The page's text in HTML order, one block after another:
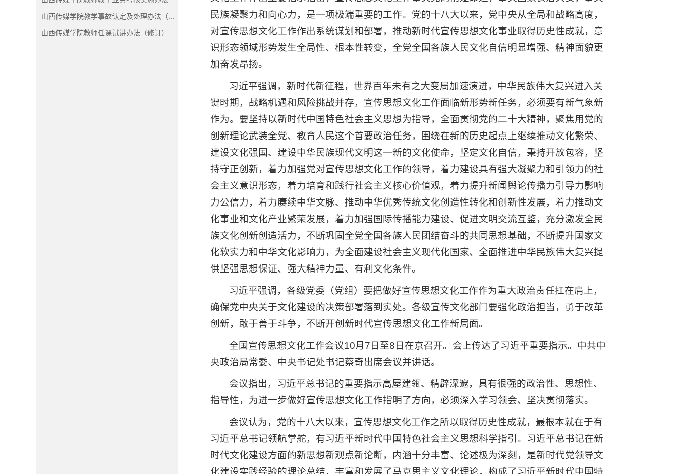
山西传媒学院教学事故认定及处理办法（...
山西传媒学院教师任课试讲办法（修订）
民族凝聚力和向心力，是一项极端重要的工作。党的十八大以来，党中央从全局和战略高度，
对宣传思想文化工作作出系统谋划和部署，推动新时代宣传思想文化事业取得历史性成就，意
识形态领域形势发生全局性、根本性转变，全党全国各族人民文化自信明显增强、精神面貌更
加奋发昂扬。
习近平强调，新时代新征程，世界百年未有之大变局加速演进，中华民族伟大复兴进入关
键时期，战略机遇和风险挑战并存，宣传思想文化工作面临新形势新任务，必须要有新气象新
作为。要坚持以新时代中国特色社会主义思想为指导，全面贯彻党的二十大精神，聚焦用党的
创新理论武装全党、教育人民这个首要政治任务，围绕在新的历史起点上继续推动文化繁荣、
建设文化强国、建设中华民族现代文明这一新的文化使命，坚定文化自信，秉持开放包容，坚
持守正创新，着力加强党对宣传思想文化工作的领导，着力建设具有强大凝聚力和引领力的社
会主义意识形态，着力培育和践行社会主义核心价值观，着力提升新闻舆论传播力引导力影响
力公信力，着力赓续中华文脉、推动中华优秀传统文化创造性转化和创新性发展，着力推动文
化事业和文化产业繁荣发展，着力加强国际传播能力建设、促进文明交流互鉴，充分激发全民
族文化创新创造活力，不断巩固全党全国各族人民团结奋斗的共同思想基础，不断提升国家文
化软实力和中华文化影响力，为全面建设社会主义现代化国家、全面推进中华民族伟大复兴提
供坚强思想保证、强大精神力量、有利文化条件。
习近平强调，各级党委（党组）要把做好宣传思想文化工作作为重大政治责任扛在肩上，
确保党中央关于文化建设的决策部署落到实处。各级宣传文化部门要强化政治担当，勇于改革
创新，敢于善于斗争，不断开创新时代宣传思想文化工作新局面。
全国宣传思想文化工作会议10月7日至8日在京召开。会上传达了习近平重要指示。中共中
央政治局常委、中央书记处书记蔡奇出席会议并讲话。
会议指出，习近平总书记的重要指示高屋建瓴、精辟深邃，具有很强的政治性、思想性、
指导性，为进一步做好宣传思想文化工作指明了方向，必须深入学习领会、坚决贯彻落实。
会议认为，党的十八大以来，宣传思想文化工作之所以取得历史性成就，最根本就在于有
习近平总书记领航掌舵，有习近平新时代中国特色社会主义思想科学指引。习近平总书记在新
时代文化建设方面的新思想新观点新论断，内涵十分丰富、论述极为深刻，是新时代党领导文
化建设实践经验的理论总结，丰富和发展了马克思主义文化理论，构成了习近平新时代中国特